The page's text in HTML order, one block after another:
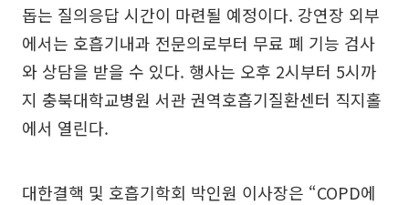
돕는 질의응답 시간이 마련될 예정이다. 강연장 외부
에서는 호흡기내과 전문의로부터 무료 폐 기능 검사
와 상담을 받을 수 있다. 행사는 오후 2시부터 5시까
지 충북대학교병원 서관 권역호흡기질환센터 직지홀
에서 열린다.
대한결핵 및 호흡기학회 박인원 이사장은 “COPD에